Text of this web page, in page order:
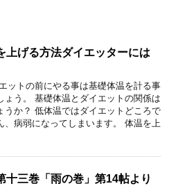
上げる方法ダイエッターには
ットの前にやる事は基礎体温を計る事
ょう。 基礎体温とダイエットの関係は
うか？ 低体温ではダイエットどころで
、病弱になってしまいます。 体温を上
十三巻「雨の巻」第14帖より